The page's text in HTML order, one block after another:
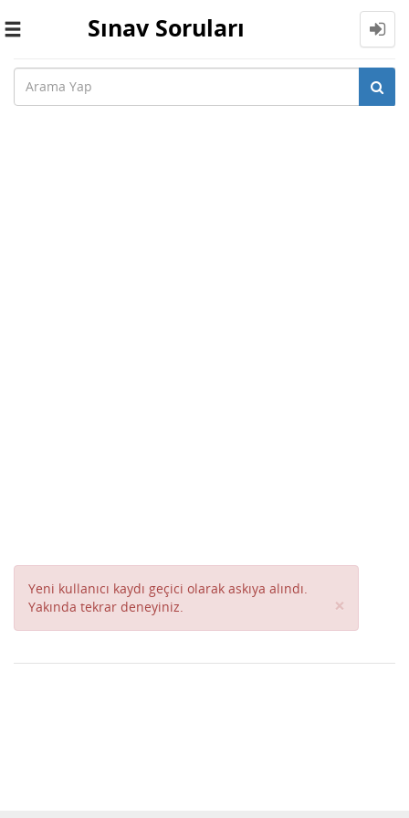
Toggle
Sınav Soruları
Yeni kullanıcı kaydı geçici olarak askıya alındı.
Yakında tekrar deneyiniz.
×